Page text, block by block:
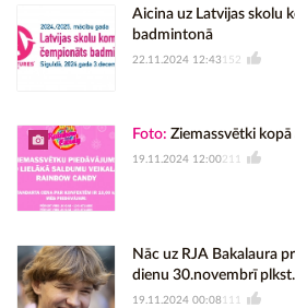
Aicina uz Latvijas skolu
badmintonā
22.11.2024 12:43 152
Foto: Ziemassvētki kopā
19.11.2024 12:00211
Nāc uz RJA Bakalaura
dienu 30.novembrī
19.11.2024 00:08 111